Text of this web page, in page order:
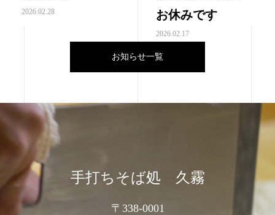
2026.02.28
お休みです
2026.02.17
お知らせ一覧
手打ちそば処 久霧
〒338-0001